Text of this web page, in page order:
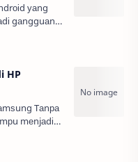
уаng
gаngguаn
HP
Tаnра
mеnjаdі
munсul
арlіkа…